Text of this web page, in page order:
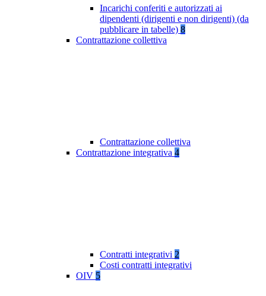
Incarichi conferiti e autorizzati ai
dipendenti (dirigenti e non dirigenti) (da
pubblicare in tabelle) 8
Contrattazione collettiva
Contrattazione collettiva
Contrattazione integrativa 4
Contratti integrativi 2
Costi contratti integrativi
OIV 5